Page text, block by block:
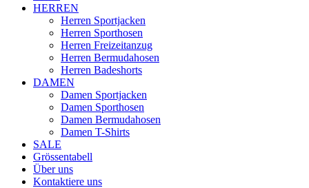
HERREN
Herren Sportjacken
Herren Sporthosen
Herren Freizeitanzug
Herren Bermudahosen
Herren Badeshorts
DAMEN
Damen Sportjacken
Damen Sporthosen
Damen Bermudahosen
Damen T-Shirts
SALE
Grössentabell
Über uns
Kontaktiere uns